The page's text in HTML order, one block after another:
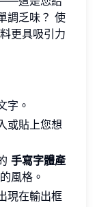
調乏味？ 使
更具吸引力
字 。
或貼上您想
手寫字體產
風格。
現在輸出框